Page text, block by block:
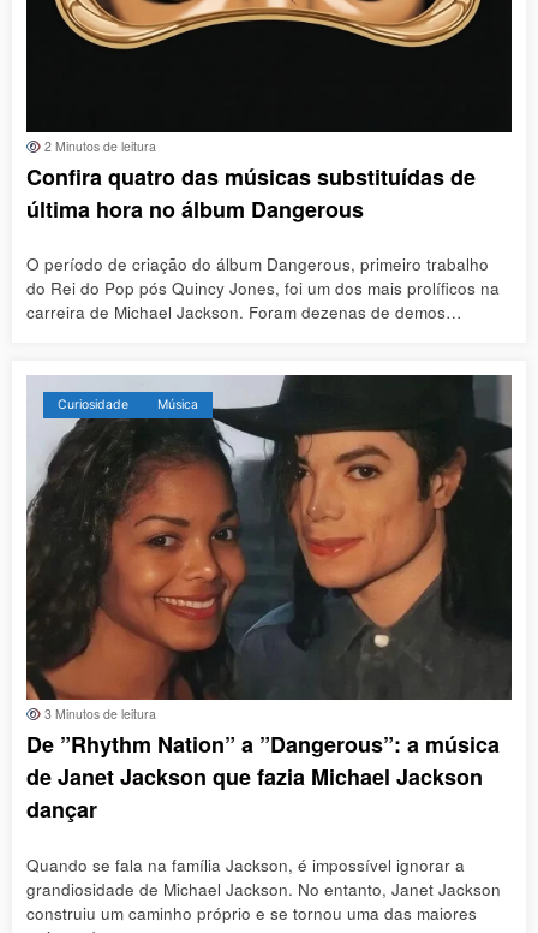
2 Minutos de leitura
Confira quatro das músicas substituídas de
última hora no álbum Dangerous
O período de criação do álbum Dangerous, primeiro trabalho
do Rei do Pop pós Quincy Jones, foi um dos mais prolíficos na
carreira de Michael Jackson. Foram dezenas de demos…
Curiosidade Música
3 Minutos de leitura
De ”Rhythm Nation” a ”Dangerous”: a música
de Janet Jackson que fazia Michael Jackson
dançar
Quando se fala na família Jackson, é impossível ignorar a
grandiosidade de Michael Jackson. No entanto, Janet Jackson
construiu um caminho próprio e se tornou uma das maiores